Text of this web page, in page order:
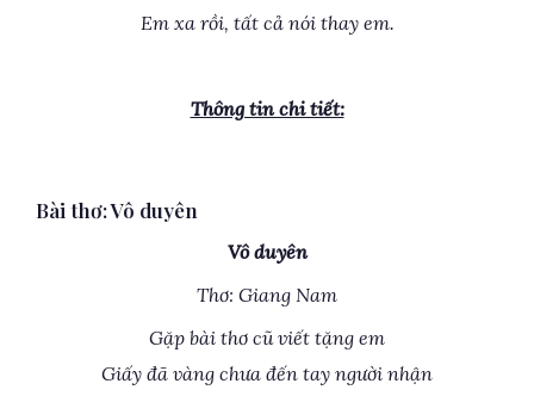
Em xa rồi, tất cả nói thay em.
Thông tin chi tiết:
Bài thơ: Vô duyên
Vô duyên
Thơ: Giang Nam
Gặp bài thơ cũ viết tặng em
Giấy đã vàng chưa đến tay người nhận